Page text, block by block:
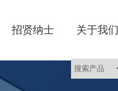
招贤纳士 关于我们